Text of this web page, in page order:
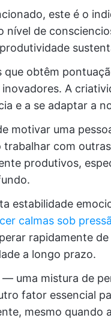
este é o
nível de
que obtêm
A
e a se adaptar a
motivar uma
com
produtivos,
estabilidade
calmas sob
rapidamente
a longo prazo.
uma mistura de
fator essencial
mesmo quando